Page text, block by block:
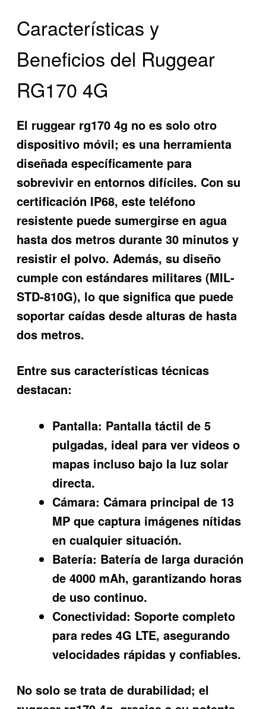
Características y
Beneficios del Ruggear
RG170 4G
El ruggear rg170 4g no es solo otro
dispositivo móvil; es una herramienta
diseñada específicamente para
sobrevivir en entornos difíciles. Con su
certificación IP68, este teléfono
resistente puede sumergirse en agua
hasta dos metros durante 30 minutos y
resistir el polvo. Además, su diseño
cumple con estándares militares (MIL-
STD-810G), lo que significa que puede
soportar caídas desde alturas de hasta
dos metros.
Entre sus características técnicas
destacan:
Pantalla: Pantalla táctil de 5
pulgadas, ideal para ver videos o
mapas incluso bajo la luz solar
directa.
Cámara: Cámara principal de 13
MP que captura imágenes nítidas
en cualquier situación.
Batería: Batería de larga duración
de 4000 mAh, garantizando horas
de uso continuo.
Conectividad: Soporte completo
para redes 4G LTE, asegurando
velocidades rápidas y confiables.
No solo se trata de durabilidad; el